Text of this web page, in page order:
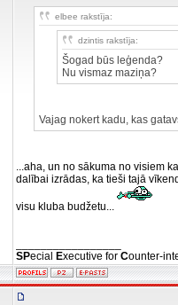
elbee rakstīja:
dzintis rakstīja:
Šogad būs leģenda?
Nu vismaz maziņa?
Vajag nokert kadu, kas
...aha, un no sākuma no visiem
dalībai izrādas, ka tieši tajā
visu kluba budžetu...
SPecial Executive for Counter-